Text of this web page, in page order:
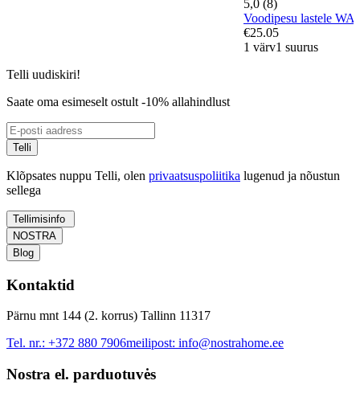
5,0 (8)
Voodipesu lastele
€25.05
1 värv1 suurus
Telli uudiskiri!
Saate oma esimeselt ostult -10% allahindlust
Telli
Klõpsates nuppu Telli, olen privaatsuspoliitika lugenud ja nõustun
sellega
Tellimisinfo
NOSTRA
Blog
Kontaktid
Pärnu mnt 144 (2. korrus) Tallinn 11317
Tel. nr.: +372 880 7906meilipost: info@nostrahome.ee
Nostra el. parduotuvės